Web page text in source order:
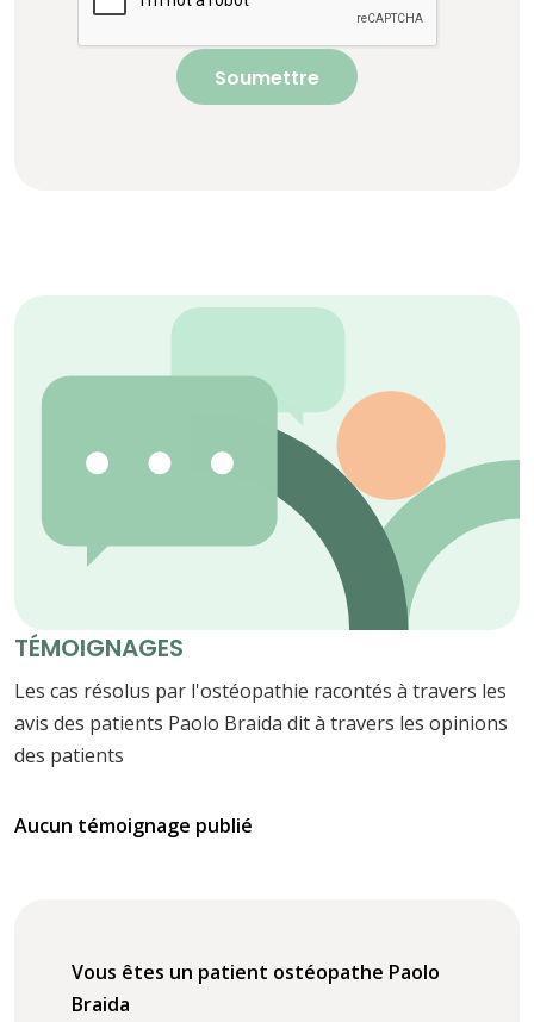
Soumettre
TÉMOIGNAGES
Les cas résolus par l'ostéopathie racontés à travers les
avis des patients Paolo Braida dit à travers les opinions
des patients
Aucun témoignage publié
Vous êtes un patient ostéopathe Paolo
Braida